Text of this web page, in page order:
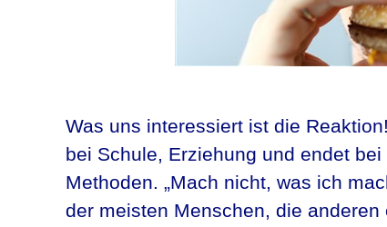
Was uns interessiert ist die
bei Schule, Erziehung und endet
Methoden. „Mach nicht, was ich
der meisten Menschen, die